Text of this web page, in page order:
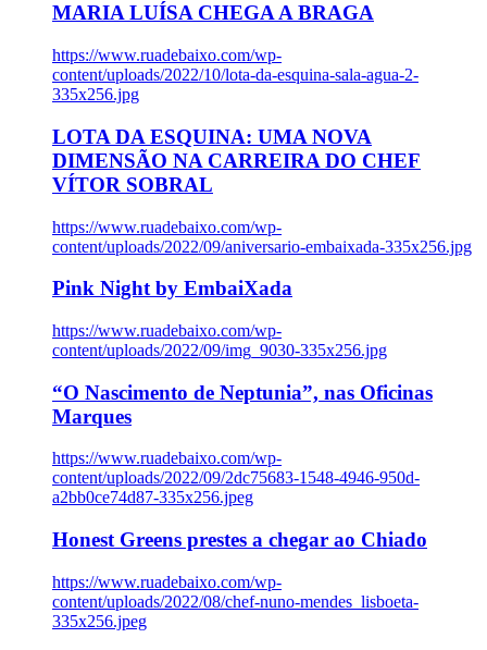
MARIA LUÍSA CHEGA A BRAGA
https://www.ruadebaixo.com/wp-
content/uploads/2022/10/lota-da-esquina-sala-agua-2-
335x256.jpg
LOTA DA ESQUINA: UMA NOVA
DIMENSÃO NA CARREIRA DO CHEF
VÍTOR SOBRAL
https://www.ruadebaixo.com/wp-
content/uploads/2022/09/aniversario-embaixada-335x256.jpg
Pink Night by EmbaiXada
https://www.ruadebaixo.com/wp-
content/uploads/2022/09/img_9030-335x256.jpg
“O Nascimento de Neptunia”, nas Oficinas
Marques
https://www.ruadebaixo.com/wp-
content/uploads/2022/09/2dc75683-1548-4946-950d-
a2bb0ce74d87-335x256.jpeg
Honest Greens prestes a chegar ao Chiado
https://www.ruadebaixo.com/wp-
content/uploads/2022/08/chef-nuno-mendes_lisboeta-
335x256.jpeg